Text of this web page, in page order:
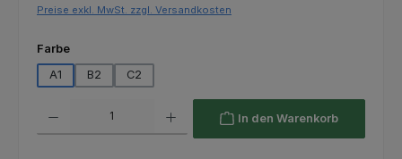
Preise exkl. MwSt. zzgl. Versandkosten
Farbeauswählen
A1
B2 C2
In den Warenkorb